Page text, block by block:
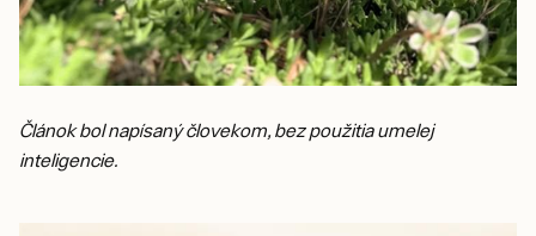
Článok bol napísaný človekom, bez použitia umelej
inteligencie.